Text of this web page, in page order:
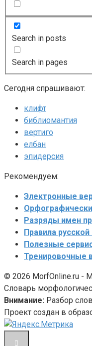
Search in posts
Search in pages
Сегодня спрашивают:
клифт
библиомантия
вертиго
елбан
эпидерсия
Рекомендуем:
Электронные
Разряды имен
Правила
Полезные
Тренировочные
© 2026 MorfOnline.ru -
Словарь
Внимание: Разбор
Проект создан в